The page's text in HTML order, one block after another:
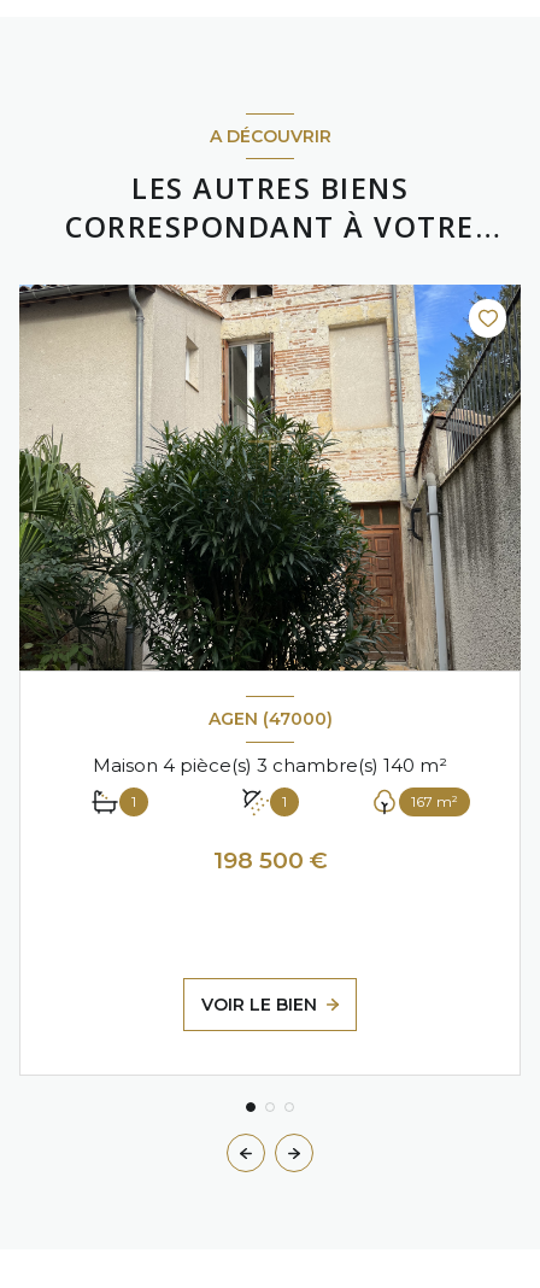
A DÉCOUVRIR
LES AUTRES BIENS
CORRESPONDANT À VOTRE
AGEN (47000)
Maison 4 pièce(s) 3 chambre(s) 140 m²
1 1 167 m²
198 500 €
VOIR LE BIEN